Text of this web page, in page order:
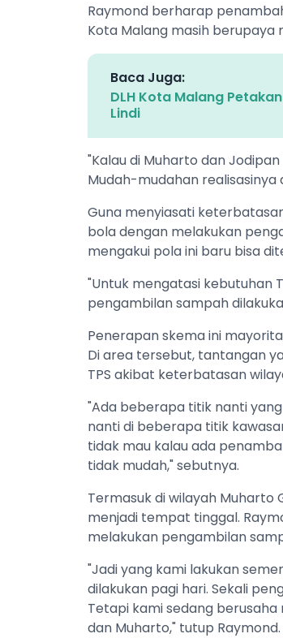
Raymond berharap
Kota Malang masih berupaya
Baca Juga:
DLH Kota Malang
Lindi
"Kalau di Muharto dan
Mudah-mudahan realisasinya
Guna menyiasati
bola dengan melakukan
mengakui pola ini baru bisa
"Untuk mengatasi kebutuhan
pengambilan sampah
Penerapan skema ini
Di area tersebut, tantangan
TPS akibat keterbatasan
"Ada beberapa titik nanti
nanti di beberapa titik
tidak mau kalau ada
tidak mudah," sebutnya.
Termasuk di wilayah Muharto
menjadi tempat tinggal.
melakukan pengambilan
"Jadi yang kami lakukan
dilakukan pagi hari. Sekali
Tetapi kami sedang
dan Muharto," tutup